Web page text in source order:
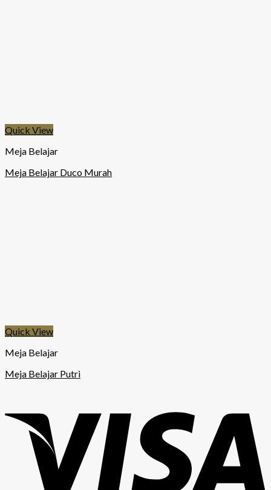
Quick View
Meja Belajar
Meja Belajar Duco Murah
Quick View
Meja Belajar
Meja Belajar Putri